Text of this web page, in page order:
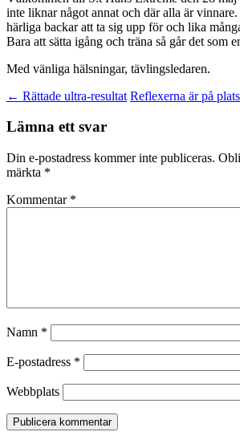
inte liknar något annat och där alla är
härliga backar att ta sig upp för och lika
Bara att sätta igång och träna så går det som
Med vänliga hälsningar, tävlingsledaren.
Inläggsnavigering
← Rättade ultra-resultat Reflexerna är på plats
Lämna ett svar
Din e-postadress kommer inte publiceras.
märkta *
Kommentar *
Namn *
E-postadress *
Webbplats